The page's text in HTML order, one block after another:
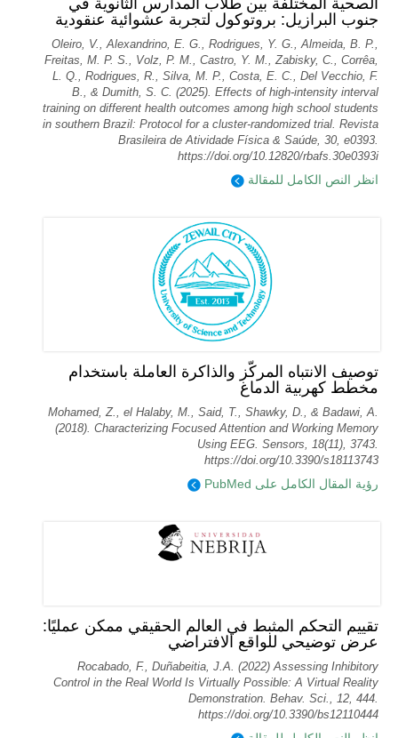
الصحية المختلفة بين طلاب المدارس الثانوية في
جنوب البرازيل: بروتوكول لتجربة عشوائية عنقودية
Oleiro, V., Alexandrino, E. G., Rodrigues, Y. G., Almeida, B. P.,
Freitas, M. P. S., Volz, P. M., Castro, Y. M., Zabisky, C., Corrêa,
L. Q., Rodrigues, R., Silva, M. P., Costa, E. C., Del Vecchio, F.
B., & Dumith, S. C. (2025). Effects of high-intensity interval
training on different health outcomes among high school students
in southern Brazil: Protocol for a cluster-randomized trial. Revista
Brasileira de Atividade Física & Saúde, 30, e0393.
https://doi.org/10.12820/rbafs.30e0393i
انظر النص الكامل للمقالة
توصيف الانتباه المركّز والذاكرة العاملة باستخدام
مخطط كهربية الدماغ
Mohamed, Z., el Halaby, M., Said, T., Shawky, D., & Badawi, A.
(2018). Characterizing Focused Attention and Working Memory
Using EEG. Sensors, 18(11), 3743.
https://doi.org/10.3390/s18113743
رؤية المقال الكامل على PubMed
تقييم التحكم المثبط في العالم الحقيقي ممكن عمليًا:
عرض توضيحي للواقع الافتراضي
Rocabado, F., Duñabeitia, J.A. (2022) Assessing Inhibitory
Control in the Real World Is Virtually Possible: A Virtual Reality
Demonstration. Behav. Sci., 12, 444.
https://doi.org/10.3390/bs12110444